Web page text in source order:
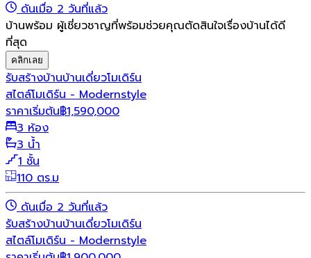
ดันเมื่อ 2 วันที่แล้ว
บ้านพร้อม ผู้เชี่ยวชาญที่พร้อมช่วยคุณตัดสินใจเรื่องบ้านได้ดี
ที่สุด
คลิกเลย
รับสร้างบ้านบ้านเดี่ยวโมเดิร์น
สไตล์โมเดิร์น - Modernstyle
ราคาเริ่มต้น฿1,590,000
3 ห้อง
3 น้ำ
1 ชั้น
110 ตร.ม
ดันเมื่อ 2 วันที่แล้ว
รับสร้างบ้านบ้านเดี่ยวโมเดิร์น
สไตล์โมเดิร์น - Modernstyle